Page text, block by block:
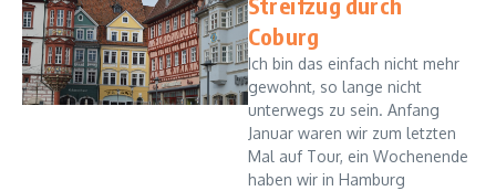
Coburg
Ich bin das einfach nicht mehr
gewohnt, so lange nicht
unterwegs zu sein. Anfang
Januar waren wir zum letzten
Mal auf Tour, ein Wochenende
haben wir in Hamburg